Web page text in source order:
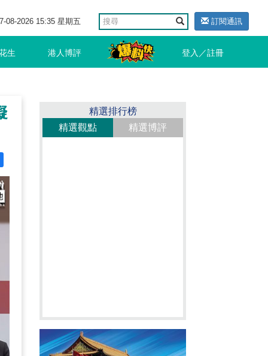
08-2026 15:35 星期五 訂閱通訊
生 港人博評 登入／註冊
精選排行榜
精選觀點
精選博評